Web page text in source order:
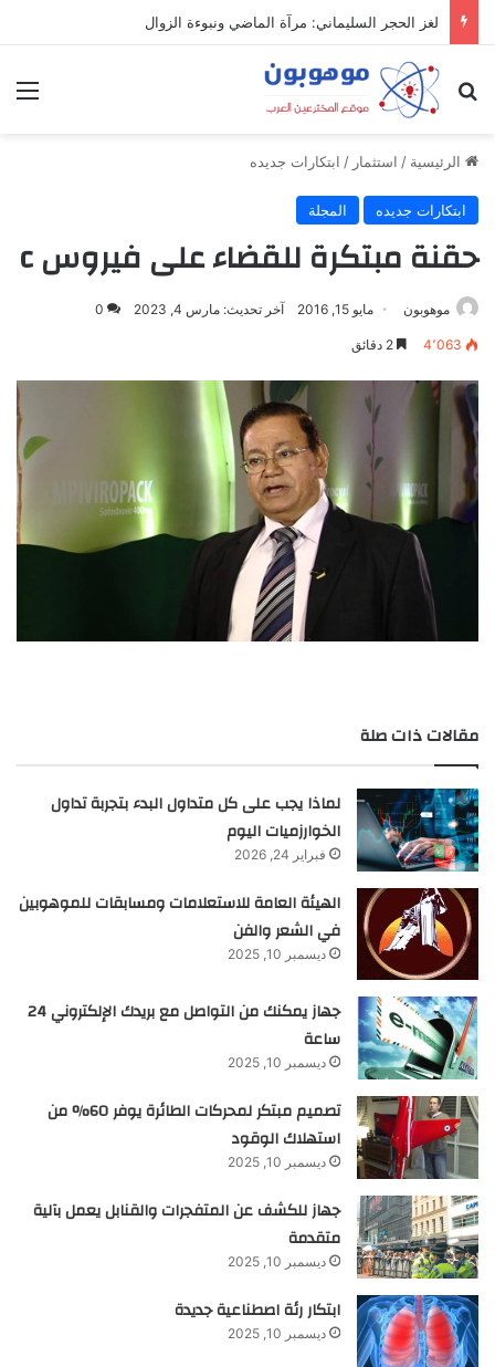
لغز الحجر السليماني: مرآة الماضي ونبوءة الزوال
بحث عن
الرئيسية / استثمار / ابتكارات جديده
ابتكارات جديده المجلة
حقنة مبتكرة للقضاء على فيروس c
موهوبون مايو 15, 2016 آخر تحديث: مارس 4, 2023 0
4٬063
مقالات ذات صلة
لماذا يجب على كل متداول البدء بتجربة تداول
الخوارزميات اليوم
فبراير 24, 2026
الهيئة العامة للاستعلامات ومسابقات للموهوبين
في الشعر والفن
ديسمبر 10, 2025
جهاز يمكنك من التواصل مع بريدك الإلكتروني 24
ساعة
ديسمبر 10, 2025
تصميم مبتكر لمحركات الطائرة يوفر 60% من
استهلاك الوقود
ديسمبر 10, 2025
جهاز للكشف عن المتفجرات والقنابل يعمل بآلية
متقدمة
ديسمبر 10, 2025
ابتكار رئة اصطناعية جديدة
ديسمبر 10, 2025